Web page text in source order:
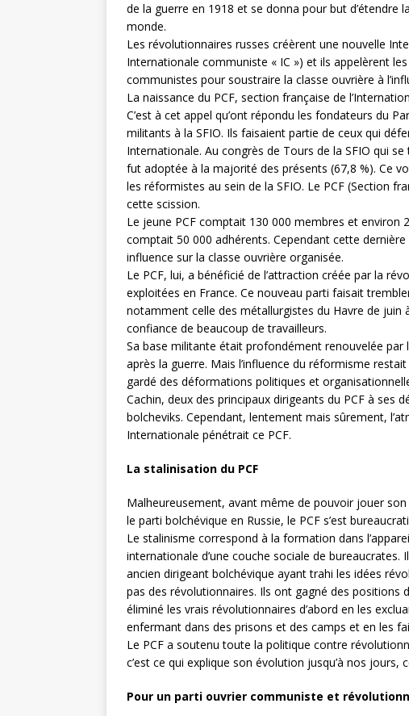
de la guerre en 1918 et se donna pour but
monde.
Les révolutionnaires russes créèrent une nouvelle
Internationale communiste « IC ») et ils appelèrent
communistes pour soustraire la classe ouvrière à
La naissance du PCF, section française de
C’est à cet appel qu’ont répondu les fondateurs du
militants à la SFIO. Ils faisaient partie de ceux qui
Internationale. Au congrès de Tours de la SFIO qui se
fut adoptée à la majorité des présents (67,8 %). Ce
les réformistes au sein de la SFIO. Le PCF (Section
cette scission.
Le jeune PCF comptait 130 000 membres et environ
comptait 50 000 adhérents. Cependant cette
influence sur la classe ouvrière organisée.
Le PCF, lui, a bénéficié de l’attraction créée par la
exploitées en France. Ce nouveau parti faisait
notamment celle des métallurgistes du Havre de juin
confiance de beaucoup de travailleurs.
Sa base militante était profondément renouvelée par
après la guerre. Mais l’influence du réformisme
gardé des déformations politiques et
Cachin, deux des principaux dirigeants du PCF à ses
bolcheviks. Cependant, lentement mais sûrement,
Internationale pénétrait ce PCF.
La stalinisation du PCF
Malheureusement, avant même de pouvoir jouer
le parti bolchévique en Russie, le PCF s’est
Le stalinisme correspond à la formation dans
internationale d’une couche sociale de
ancien dirigeant bolchévique ayant trahi les idées
pas des révolutionnaires. Ils ont gagné des positions
éliminé les vrais révolutionnaires d’abord en les
enfermant dans des prisons et des camps et en les
Le PCF a soutenu toute la politique contre
c’est ce qui explique son évolution jusqu’à nos
Pour un parti ouvrier communiste et